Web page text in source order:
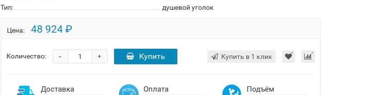
Тип:
душевой уголок
Цена: 48 924 ₽
Количество: +
- Купить Купить в 1 клик
Доставка Оплата Подъём